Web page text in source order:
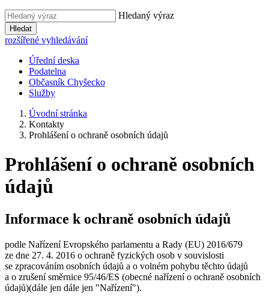
Hledaný výraz
Hledat
rozšířené vyhledávání
Úřední deska
Podatelna
Občasník Chyšecko
Služby
Úvodní stránka
Kontakty
Prohlášení o ochraně osobních údajů
Prohlášení o ochraně osobních
údajů
Informace k ochraně osobních údajů
podle Nařízení Evropského parlamentu a Rady (EU) 2016/679
ze dne 27. 4. 2016 o ochraně fyzických osob v souvislosti
se zpracováním osobních údajů a o volném pohybu těchto údajů
a o zrušení směrnice 95/46/ES (obecné nařízení o ochraně osobních
údajů)(dále jen dále jen "Nařízení").